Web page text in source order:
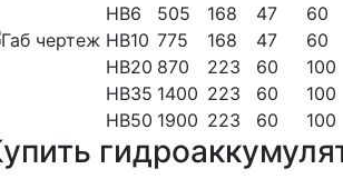
НВ6
505 168 47 60
НВ10 775 168 47 60
НВ20 870 223 60 100
НВ35 1400 223 60 100
НВ50 1900 223 60 100